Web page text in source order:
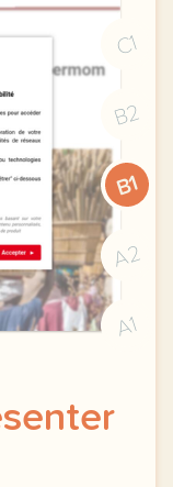
C1
B2
B1
A2
A1